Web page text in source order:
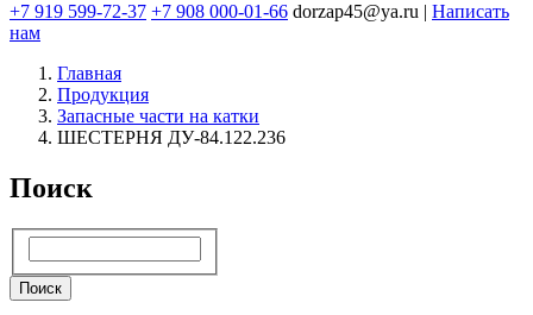
+7 919 599-72-37 +7 908 000-01-66 dorzap45@ya.ru | Написать
нам
Главная
Продукция
Запасные части на катки
ШЕСТЕРНЯ ДУ-84.122.236
Поиск
Поиск